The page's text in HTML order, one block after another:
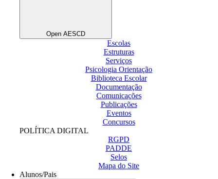
Open AESCD
Escolas
Estruturas
Serviços
Psicologia Orientação
Biblioteca Escolar
Documentação
Comunicações
Publicações
Eventos
Concursos
POLÍTICA DIGITAL
RGPD
PADDE
Selos
Mapa do Site
Alunos/Pais